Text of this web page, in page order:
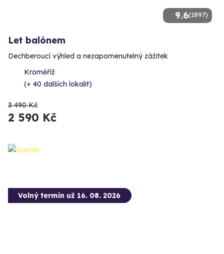
9.6(1897)
Let balónem
Dechberoucí výhled a nezapomenutelný zážitek
Kroměříž
(+ 40 dalších lokalit)
3 490 Kč
2 590 Kč
Volný termín už 16. 08. 2026